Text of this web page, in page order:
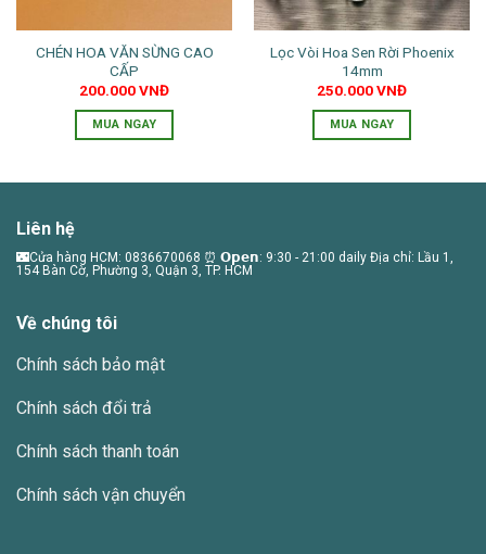
CHÉN HOA VĂN SỪNG CAO
CẤP
200.000VNĐ
MUA NGAY
Lọc Vòi Hoa Sen Rời Phoenix
14mm
250.000VNĐ
MUA NGAY
Liên hệ
🌃Cửa hàng HCM: 0836670068 ⏰ 𝗢𝗽𝗲𝗻: 9:30 - 21:00 daily Địa chỉ: Lầu 1,
154 Bàn Cờ, Phường 3, Quận 3, TP. HCM
Về chúng tôi
Chính sách bảo mật
Chính sách đổi trả
Chính sách thanh toán
Chính sách vận chuyển